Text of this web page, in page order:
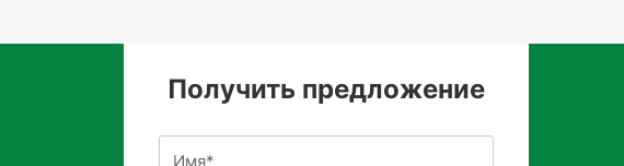
Получить предложение